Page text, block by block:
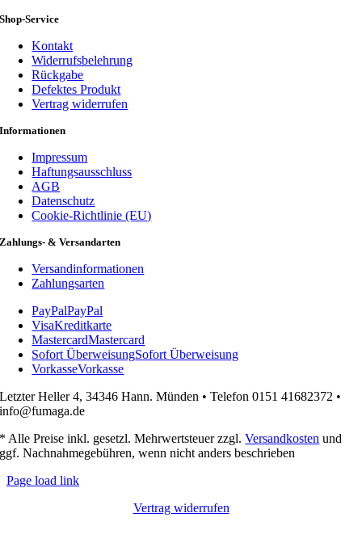
Shop-Service
Kontakt
Widerrufsbelehrung
Rückgabe
Defektes Produkt
Vertrag widerrufen
Informationen
Impressum
Haftungsausschluss
AGB
Datenschutz
Cookie-Richtlinie (EU)
Zahlungs- & Versandarten
Versandinformationen
Zahlungsarten
PayPalPayPal
VisaKreditkarte
MastercardMastercard
Sofort ÜberweisungSofort Überweisung
VorkasseVorkasse
Letzter Heller 4, 34346 Hann. Münden • Telefon 0151 41682372 •
info@fumaga.de
* Alle Preise inkl. gesetzl. Mehrwertsteuer zzgl.Versandkosten und
ggf. Nachnahmegebühren, wenn nicht anders beschrieben
Page load link
Vertrag widerrufen